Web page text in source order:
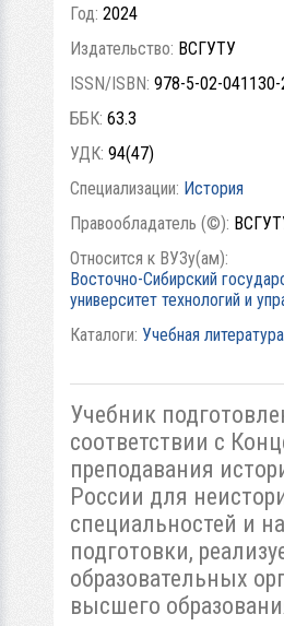
Год: 2024
Издательство: ВСГУТУ
ISSN/ISBN: 978-5-02-041130-
ББК: 63.3
УДК: 94(47)
Специализации: История
Правообладатель (©):
Относится к ВУЗу(ам):
Восточно-Сибирский
университет технологий и
Каталоги: Учебная литература
Учебник
соответствии с
преподавания
России для
специальностей и
подготовки,
образовательных
высшего